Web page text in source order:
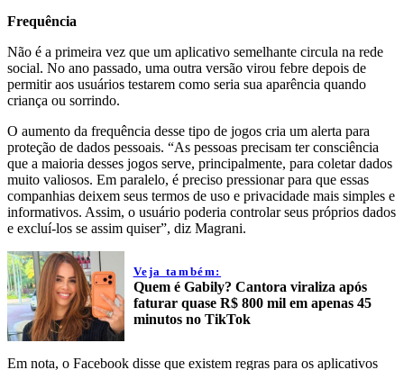
Frequência
Não é a primeira vez que um aplicativo semelhante circula na rede
social. No ano passado, uma outra versão virou febre depois de
permitir aos usuários testarem como seria sua aparência quando
criança ou sorrindo.
O aumento da frequência desse tipo de jogos cria um alerta para
proteção de dados pessoais. “As pessoas precisam ter consciência
que a maioria desses jogos serve, principalmente, para coletar dados
muito valiosos. Em paralelo, é preciso pressionar para que essas
companhias deixem seus termos de uso e privacidade mais simples e
informativos. Assim, o usuário poderia controlar seus próprios dados
e excluí-los se assim quiser”, diz Magrani.
Veja também:
Quem é Gabily? Cantora viraliza após
faturar quase R$ 800 mil em apenas 45
minutos no TikTok
Em nota, o Facebook disse que existem regras para os aplicativos